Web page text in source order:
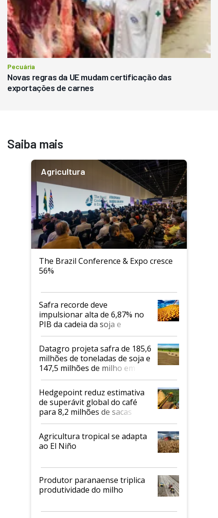
Pecuária
Novas regras da UE mudam certificação das
exportações de carnes
Saiba mais
Agricultura
The Brazil Conference & Expo cresce
56%
Safra recorde deve
impulsionar alta de 6,87% no
PIB da cadeia da soja e
biodiesel em 2026
Datagro projeta safra de 185,6
milhões de toneladas de soja e
147,5 milhões de milho em
2026/27
Hedgepoint reduz estimativa
de superávit global do café
para 8,2 milhões de sacas
Agricultura tropical se adapta
ao El Niño
Produtor paranaense triplica
produtividade do milho